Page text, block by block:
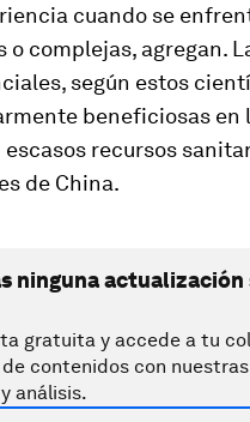
cuando se
o complejas, agregan.
según estos
beneficiosas en
recursos
de China.
ninguna actualización
gratuita y accede a tu
contenidos con
análisis.